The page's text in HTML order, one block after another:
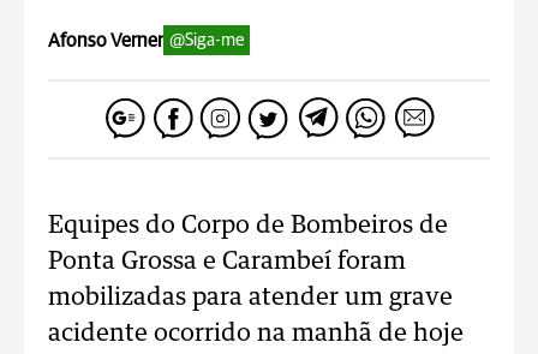
Afonso Verner @Siga-me
Equipes do Corpo de Bombeiros de
Ponta Grossa e Carambeí foram
mobilizadas para atender um grave
acidente ocorrido na manhã de hoje